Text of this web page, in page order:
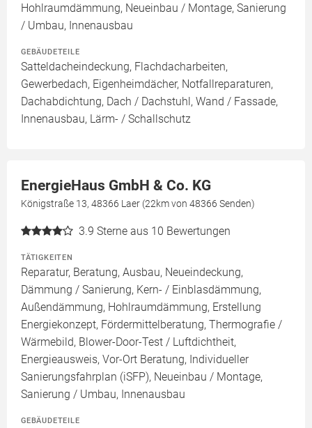
Hohlraumdämmung, Neueinbau / Montage, Sanierung
/ Umbau, Innenausbau
GEBÄUDETEILE
Satteldacheindeckung, Flachdacharbeiten,
Gewerbedach, Eigenheimdächer, Notfallreparaturen,
Dachabdichtung, Dach / Dachstuhl, Wand / Fassade,
Innenausbau, Lärm- / Schallschutz
EnergieHaus GmbH & Co. KG
Königstraße 13, 48366 Laer (22km von 48366 Senden)
3.9 Sterne aus 10 Bewertungen
TÄTIGKEITEN
Reparatur, Beratung, Ausbau, Neueindeckung,
Dämmung / Sanierung, Kern- / Einblasdämmung,
Außendämmung, Hohlraumdämmung, Erstellung
Energiekonzept, Fördermittelberatung, Thermografie /
Wärmebild, Blower-Door-Test / Luftdichtheit,
Energieausweis, Vor-Ort Beratung, Individueller
Sanierungsfahrplan (iSFP), Neueinbau / Montage,
Sanierung / Umbau, Innenausbau
GEBÄUDETEILE